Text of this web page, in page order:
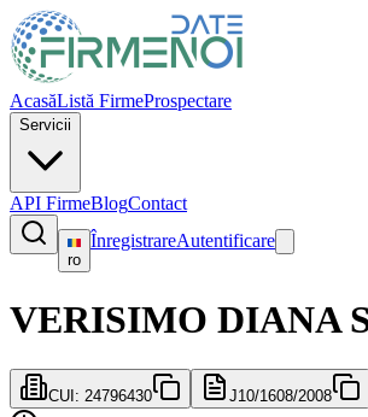
AcasăListă FirmeProspectare
Servicii
API FirmeBlogContact
ro
ÎnregistrareAutentificare
VERISIMO DIANA
CUI: 24796430 J10/1608/2008